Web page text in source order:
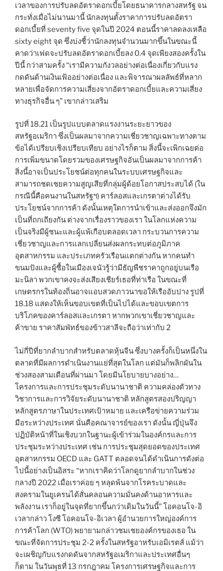
เวลาของการปรับลดอัตราดอกเบี้ยโดยธนาคารกลางสหรัฐ จน
กระทั่งเมื่อไม่นานมานี้ นักลงทุนตั้งราคาการปรับลดอัตรา
ดอกเบี้ยที่ seventy five จุดในปี 2024 ตอนนี้ราคาลดลงเหลือ
sixty eight จุด ซึ่งบ่งชี้ว่านักลงทุนจำนวนมากขึ้นในขณะนี้
คาดว่าเฟดจะปรับลดอัตราดอกเบี้ยลง 0.4 จุดเพียงสองครั้งใน
ปีนี้ กว่าสามครั้ง “เรามีความกังวลอย่างต่อเนื่องเกี่ยวกับแรง
กดดันด้านเงินเฟ้ออย่างต่อเนื่อง และพิจารณาผลลัพธ์ที่หลาก
หลายเพื่อจัดการความเสี่ยงจากอัตราดอกเบี้ยและความเสี่ยง
ทางธุรกิจอื่น ๆ” เขากล่าวเสริม
รูปที่ 18.21 เป็นรูปแบบตลาดแรงงานระยะยาวของ
สหรัฐอเมริกา ซึ่งเป็นผลมาจากความเชี่ยวชาญเฉพาะทางตาม
ข้อได้เปรียบเชิงเปรียบเทียบ อย่างไรก็ตาม สิ่งนี้จะเพิกเฉยต่อ
การเพิ่มขนาดโดยรวมของเศรษฐกิจอันเป็นผลมาจากการค้า
สิ่งนี้อาจเป็นประโยชน์ต่อทุกคนในระบบเศรษฐกิจและ
สามารถชดเชยความสูญเสียที่กลุ่มผู้ด้อยโอกาสประสบได้ (ใน
กรณีนี้คือคนงานในสหรัฐฯ) คาร์ลอสและเกรตาต่างได้รับ
ประโยชน์จากการค้า ดังนั้นเหตุใดการนำเข้าและส่งออกจึงมัก
เป็นที่ถกเถียงกัน ต่างจากเรื่องราวของเรา ในโลกแห่งความ
เป็นจริงมีผู้ชนะและผู้แพ้เกือบตลอดเวลา กระบวนการความ
เชี่ยวชาญและการแลกเปลี่ยนส่งผลกระทบต่อภูมิภาค
อุตสาหกรรม และประเภทครัวเรือนแตกต่างกัน หากคนทำ
ขนมปังและผู้ซื้อในเมืองเจนัวรู้ว่ามีธัญพืชราคาถูกอยู่บนเรือ
มะนิลา พวกเขาคงจะส่งเสียงเชียร์เธอที่ท่าเรือ ในขณะที่
เกษตรกรในท้องถิ่นอาจแอบสวดภาวนาขอให้เรืออับปาง รูปที่
18.18 แสดงให้เห็นขอบเขตที่เป็นไปได้และขอบเขตการ
บริโภคของคาร์ลอสและเกรตา หากพวกเขาเชี่ยวชาญและ
ค้าขาย ราคาสัมพัทธ์ของข้าวสาลีจะถือว่าเท่ากับ 2
ไม่กี่ปีที่ยากลำบากสำหรับตลาดหุ้นจีน ซึ่งบางครั้งก็เป็นหนึ่งใน
ตลาดที่มีผลการดำเนินงานแย่ที่สุดในโลก แต่มันก็พลิกผันใน
ช่วงสองสามเดือนที่ผ่านมา โดยมีนโยบายบางอย่าง…
โครงการและการประชุมระดับนานาชาติ ความคล่องตัวทาง
วิชาการและการวิจัยระดับนานาชาติ หลักสูตรสองปริญญา
หลักสูตรภาษาในประเทศเป้าหมาย และเครือข่ายความร่วม
มือระหว่างประเทศ นั่นคือคณาจารย์ของเรา ดังนั้น ญี่ปุ่นจึง
ปฏิบัติหน้าที่ในเชิงบวกในฐานะผู้เข้าร่วมในองค์กรและการ
ประชุมระหว่างประเทศ เช่น การประชุมสุดยอดของประเทศ
อุตสาหกรรม OECD และ GATT ตลอดจนได้ดำเนินการดังต่อ
ไปนี้อย่างเป็นอิสระ “หากเราคิดว่าโลกดูยากลำบากในช่วง
กลางปี ​​2022 เมื่อเราค่อย ๆ หลุดพ้นจากโรคระบาดและ
สงครามในยูเครนได้สั่นคลอนความมั่นคงด้านอาหารและ
พลังงาน เราก็อยู่ในจุดที่ยากขึ้นกว่าเดิมในวันนี้” โอคอนโจ-อิ
เวลากล่าว โงซี โอคอนโจ-อิเวลา ผู้อำนวยการใหญ่องค์การ
การค้าโลก (WTO) พยายามกล่าวชมเชยองค์กรของเธอ ใน
ขณะที่จัดการประชุม 2-2 ครั้งในสหรัฐอาหรับเอมิเรตส์ แม้ว่า
จะเผชิญกับแรงกดดันจากสหรัฐอเมริกาและประเทศอื่นๆ
ก็ตาม ในวันพุธที่ 13 กรกฎาคม โครงการเศรษฐกิจและการ